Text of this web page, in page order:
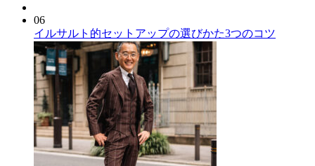
06
イルサルト的セットアップの選びかた3つのコツ